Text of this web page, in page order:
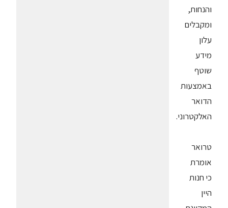
והנחות,
ומקבלים
עלון
מידע
שוטף
באמצעות
הדואר
האלקטרוני.
טרואר
אומרת
כי חנות
היין